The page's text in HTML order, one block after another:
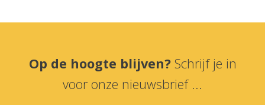
Op de hoogte blijven? Schrijf je in
voor onze nieuwsbrief ...